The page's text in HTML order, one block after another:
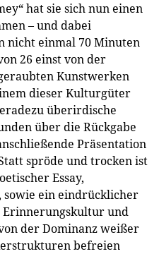
hat sie sich nun einen
– und dabei
nicht einmal 70 Minuten
26 einst von der
Kunstwerken
dieser Kulturgüter
überirdische
über die Rückgabe
Präsentation
spröde und trocken ist
Essay,
sowie ein eindrücklicher
und
der Dominanz weißer
befreien